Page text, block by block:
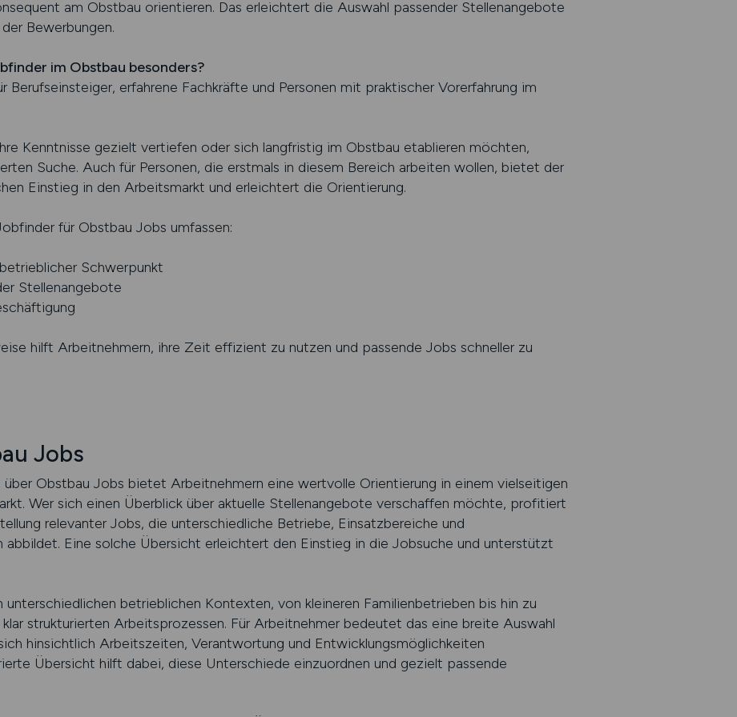
am Obstbau orientieren. Das erleichtert die Auswahl passender Stellenangebote
Bewerbungen.
im Obstbau besonders?
Berufseinsteiger, erfahrene Fachkräfte und Personen mit praktischer Vorerfahrung im
Kenntnisse gezielt vertiefen oder sich langfristig im Obstbau etablieren möchten,
Suche. Auch für Personen, die erstmals in diesem Bereich arbeiten wollen, bietet der
Einstieg in den Arbeitsmarkt und erleichtert die Orientierung.
für Obstbau Jobs umfassen:
Schwerpunkt
Stellenangebote
hilft Arbeitnehmern, ihre Zeit effizient zu nutzen und passende Jobs schneller zu
Jobs
über Obstbau Jobs bietet Arbeitnehmern eine wertvolle Orientierung in einem vielseitigen
Wer sich einen Überblick über aktuelle Stellenangebote verschaffen möchte, profitiert
relevanter Jobs, die unterschiedliche Betriebe, Einsatzbereiche und
abbildet. Eine solche Übersicht erleichtert den Einstieg in die Jobsuche und unterstützt
betrieblichen Kontexten, von kleineren Familienbetrieben bis hin zu
strukturierten Arbeitsprozessen. Für Arbeitnehmer bedeutet das eine breite Auswahl
hinsichtlich Arbeitszeiten, Verantwortung und Entwicklungsmöglichkeiten
Übersicht hilft dabei, diese Unterschiede einzuordnen und gezielt passende